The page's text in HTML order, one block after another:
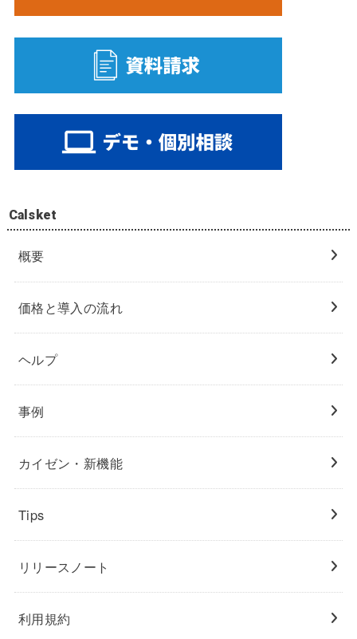
Calsket
概要
価格と導入の流れ
ヘルプ
事例
カイゼン・新機能
Tips
リリースノート
利用規約